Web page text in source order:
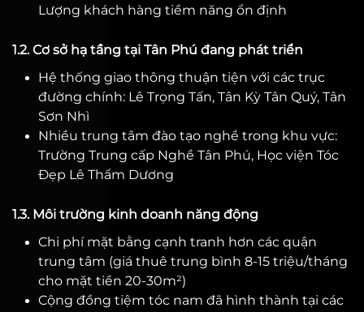
Lượng khách hàng tiềm năng ổn định
1.2. Cơ sở hạ tầng tại Tân Phú đang phát triển
Hệ thống giao thông thuận tiện với các trục
đường chính: Lê Trọng Tấn, Tân Kỳ Tân Quý, Tân
Sơn Nhì
Nhiều trung tâm đào tạo nghề trong khu vực:
Trường Trung cấp Nghề Tân Phú, Học viện Tóc
Đẹp Lê Thẩm Dương
1.3. Môi trường kinh doanh năng động
Chi phí mặt bằng cạnh tranh hơn các quận
trung tâm (giá thuê trung bình 8-15 triệu/tháng
cho mặt tiền 20-30m²)
Cộng đồng tiệm tóc nam đã hình thành tại các